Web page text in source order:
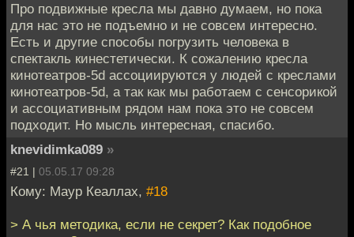
Про подвижные кресла мы давно думаем, но пока
для нас это не подъемно и не совсем интересно.
Есть и другие способы погрузить человека в
спектакль кинестетически. К сожалению кресла
кинотеатров-5d ассоциируются у людей с креслами
кинотеатров-5d, а так как мы работаем с сенсорикой
и ассоциативным рядом нам пока это не совсем
подходит. Но мысль интересная, спасибо.
knevidimka089 »
#21 | 05.05.17 09:28
Кому: Маур Кеаллах, #18
> А чья методика, если не секрет? Как подобное